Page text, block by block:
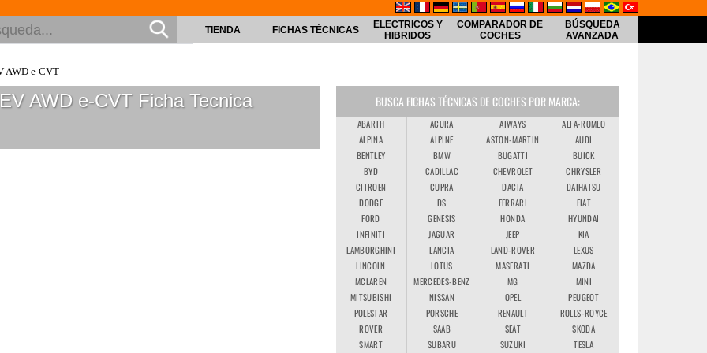
TIENDA FICHAS TÉCNICAS
ELECTRICOS Y
HIBRIDOS
COMPARADOR DE
COCHES
BÚSQUEDA
AVANZADA
AWD e-CVT
AWD e-CVT Ficha Tecnica BUSCA FICHAS TÉCNICAS DE COCHES POR MARCA:
ABARTH ACURA AIWAYS
ALFA-ROMEO
ALPINA
ALPINE ASTON-MARTIN
AUDI
BENTLEY
BMW BUGATTI
BUICK
BYD
CADILLAC CHEVROLET
CHRYSLER
CITROEN
CUPRA DACIA
DAIHATSU
DODGE
DS FERRARI
FIAT
FORD
GENESIS HONDA
HYUNDAI
INFINITI
JAGUAR JEEP
KIA
LAMBORGHINI
LANCIA LAND-ROVER
LEXUS
LINCOLN
LOTUS MASERATI
MAZDA
MCLAREN
MERCEDES-BENZ MG
MINI
MITSUBISHI
NISSAN OPEL
PEUGEOT
POLESTAR
PORSCHE RENAULT
ROLLS-ROYCE
ROVER
SAAB SEAT
SKODA
SMART
SUBARU SUZUKI
TESLA